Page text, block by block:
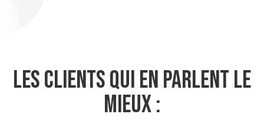
Les clients qui en parlent le
mieux :